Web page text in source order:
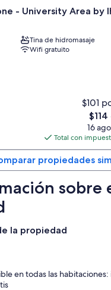
comodidades como
trabajar con laptop, al
Los huéspedes
las habitaciones.
que también encontrarás
de baño gratuitas y
plana con canales de
y camas
- University Area by
Tina de hidromasaje
Wifi gratuito
$101
El
precio
actual
es
de
$114
16
Total con
propiedades
sobre
la propiedad
en todas las